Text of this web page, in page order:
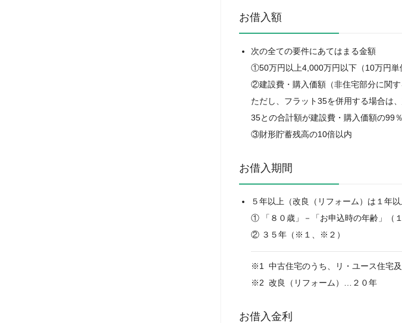
お借入額
次の全ての要件にあてはまる金額
①50万円以上4,000万円以下（10万円単
②建設費・購入価額（非住宅部分に関
ただし、フラット35を併用する場合は
35との合計額が建設費・購入価額の99
③財形貯蓄残高の10倍以内
お借入期間
５年以上（改良（リフォーム）は１年
① 「８０歳」－「お申込時の年齢」（１
② ３５年（※１、※２）
中古住宅のうち、リ・ユース住宅
改良（リフォーム）…２０年
お借入金利